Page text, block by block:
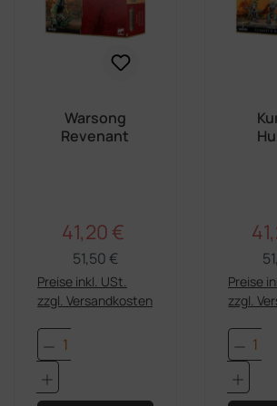
Warsong
Revenant
Verkaufspreis:
41,20 €
51,50 €
Preise inkl. USt.
zzgl. Versandkosten
Produkt Anzahl: Gib
Preise
zzgl.